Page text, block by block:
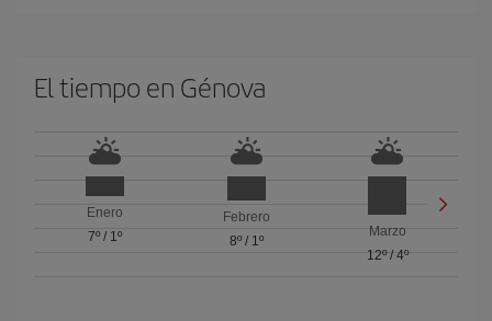
El tiempo en Génova
Enero
7º/ 1º
Febrero
8º/ 1º
Marzo
12º/ 4º